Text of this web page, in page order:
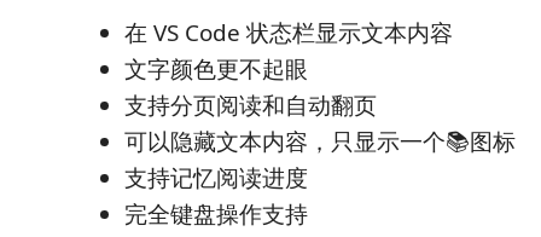
在 VS Code 状态栏显示文本内容
文字颜色更不起眼
支持分页阅读和自动翻页
可以隐藏文本内容，只显示一个📚图标
支持记忆阅读进度
完全键盘操作支持